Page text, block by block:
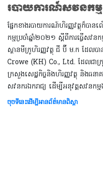
របាយការណ៍សវនកម្ម
ផ្នែកខាងរបាយការណ៍ហិរញ្ញវត្ថុក៏ប
កម្មប្រចាំឆ្នាំ២០២១ ស្តីពីការធ្វើសវ
ស្ថានមីក្រូហិរញ្ញវត្ថុ ជី ប៊ី ម.ក ដែល
Crowe (KH) Co., Ltd. ដែលជ
ក្រសួងសេដ្ឋកិច្ចនិងហិរញ្ញវត្ថុ និងធនាគ
សវនករឯករាជ្យ ដើម្បីអនុវត្តសវនកម្ម
ចុចទីនេះដើម្បីអានព័ត៌មានពិស្តា